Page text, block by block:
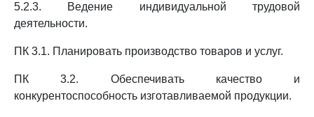
5.2.3. Ведение индивидуальной трудовой
деятельности.
ПК 3.1. Планировать производство товаров и услуг.
ПК 3.2. Обеспечивать качество и
конкурентоспособность изготавливаемой продукции.